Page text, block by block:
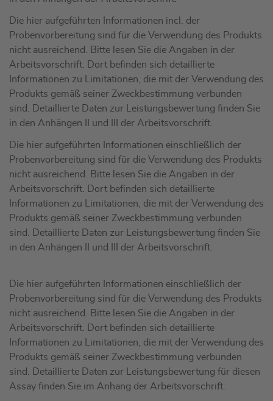
Die hier aufgeführten Informationen incl. der
Probenvorbereitung sind für die Verwendung des Produkts
nicht ausreichend. Bitte lesen Sie die Angaben in der
Arbeitsvorschrift. Dort befinden sich detaillierte
Informationen zu Limitationen, die mit der Verwendung des
Produkts gemäß seiner Zweckbestimmung verbunden
sind. Detaillierte Daten zur Leistungsbewertung finden Sie
in den Anhängen II und III der Arbeitsvorschrift.
Die hier aufgeführten Informationen einschließlich der
Probenvorbereitung sind für die Verwendung des Produkts
nicht ausreichend. Bitte lesen Sie die Angaben in der
Arbeitsvorschrift. Dort befinden sich detaillierte
Informationen zu Limitationen, die mit der Verwendung des
Produkts gemäß seiner Zweckbestimmung verbunden
sind. Detaillierte Daten zur Leistungsbewertung finden Sie
in den Anhängen II und III der Arbeitsvorschrift.
Die hier aufgeführten Informationen einschließlich der
Probenvorbereitung sind für die Verwendung des Produkts
nicht ausreichend. Bitte lesen Sie die Angaben in der
Arbeitsvorschrift. Dort befinden sich detaillierte
Informationen zu Limitationen, die mit der Verwendung des
Produkts gemäß seiner Zweckbestimmung verbunden
sind. Detaillierte Daten zur Leistungsbewertung für diesen
Assay finden Sie im Anhang der Arbeitsvorschrift.